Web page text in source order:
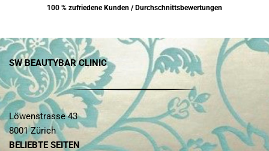
100 % zufriedene Kunden / Durchschnittsbewertungen
SW BEAUTYBAR CLINIC
Löwenstrasse 43
8001 Zürich
BELIEBTE SEITEN